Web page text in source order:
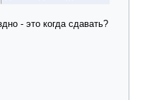
- это когда сдавать?